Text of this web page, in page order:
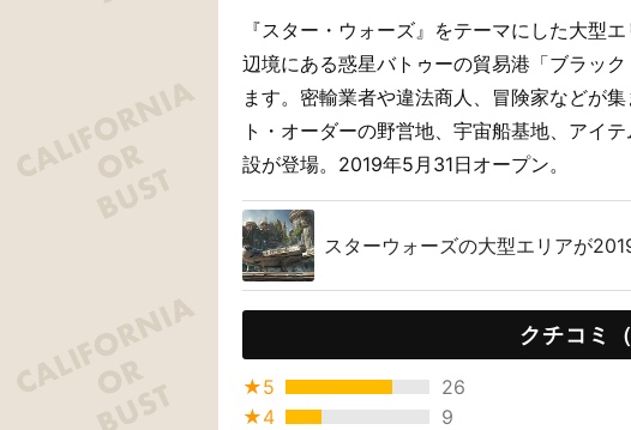
『スター・ウォーズ』をテーマにした大型
辺境にある惑星バトゥーの貿易港「ブラッ
ます。密輸業者や違法商人、冒険家などが
ト・オーダーの野営地、宇宙船基地、アイ
設が登場。2019年5月31日オープン。
スターウォーズの大型エリアが
クチコミ
★5
26
★4
9